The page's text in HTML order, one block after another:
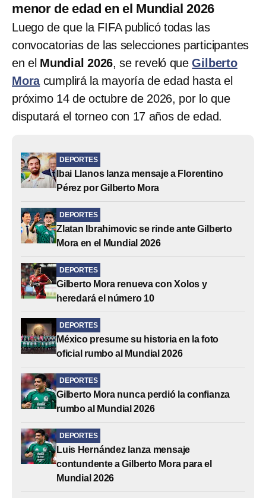
menor de edad en el Mundial 2026
Luego de que la FIFA publicó todas las
convocatorias de las selecciones participantes
en el Mundial 2026, se reveló queGilberto
Mora cumplirá la mayoría de edad hasta el
próximo 14 de octubre de 2026, por lo que
disputará el torneo con 17 años de edad.
DEPORTES
Ibai Llanos lanza mensaje a Florentino
Pérez por Gilberto Mora
DEPORTES
Zlatan Ibrahimovic se rinde ante Gilberto
Mora en el Mundial 2026
DEPORTES
Gilberto Mora renueva con Xolos y
heredará el número 10
DEPORTES
México presume su historia en la foto
oficial rumbo al Mundial 2026
DEPORTES
Gilberto Mora nunca perdió la confianza
rumbo al Mundial 2026
DEPORTES
Luis Hernández lanza mensaje
contundente a Gilberto Mora para el
Mundial 2026